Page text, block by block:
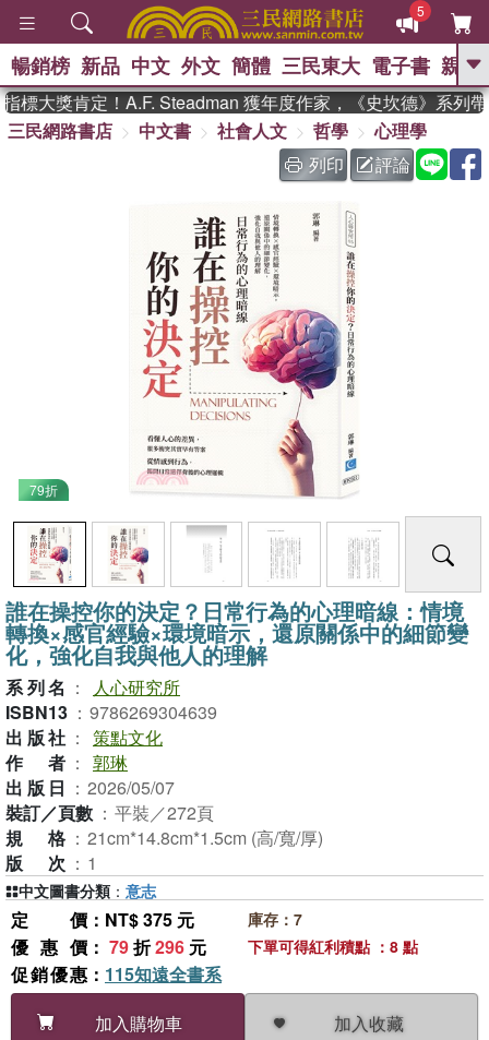
5
GO
熱搜： 東野圭吾 、 The Odyssey
、 如果歷史是一群喵 、 暑期
國際布克獎 臺灣漫遊錄 、 方
孩：黎曼猜想
、 偉大的迷走神經
暢銷榜 新品 中文 外文 簡體 三民東大 電子書 親子
大獎肯定！A.F. Steadman 獲年度作家，《史坎德》系列帶
三民網路書店
中文書 社會人文 哲學
心理學
列印
評論
79折
誰在操控你的決定？日常行為的心理暗線：情境
轉換×感官經驗×環境暗示，還原關係中的細節變
化，強化自我與他人的理解
系列名 ：
人心研究所
ISBN13 ： 9786269304639
出版社 ： 策點文化
作者 ： 郭琳
出版日 ： 2026/05/07
裝訂／頁數 ： 平裝／272頁
規格 ： 21cm*14.8cm*1.5cm (高/寬/厚)
版次 ： 1
定價 ：NT$ 375 元
優惠價 ： 79折296 元
促銷優惠 ： 115知遠全書系
加入購物車
加入收藏
庫存：7
下單可得紅利積點 ：8 點
中文圖書分類 ： 意志